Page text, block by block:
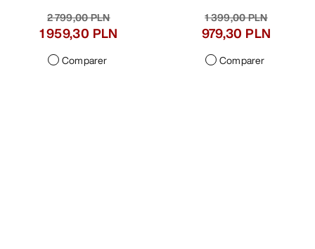
2 799,00 PLN
1 959,30 PLN
Comparer
1 399,00 PLN
979,30 PLN
Comparer